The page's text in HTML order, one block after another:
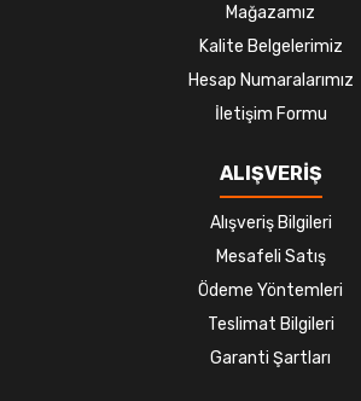
Mağazamız
Kalite Belgelerimiz
Hesap Numaralarımız
İletişim Formu
ALIŞVERİŞ
Alışveriş Bilgileri
Mesafeli Satış
Ödeme Yöntemleri
Teslimat Bilgileri
Garanti Şartları